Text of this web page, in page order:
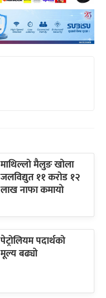
माथिल्लो मैलुङ खोला
जलविद्युत ११ करोड १२
लाख नाफा कमायाे
पेट्रोलियम पदार्थको
मूल्य बढ्यो